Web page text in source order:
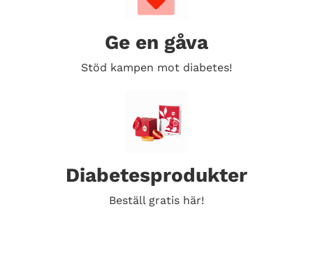
Ge en gåva
Stöd kampen mot diabetes!
Diabetesprodukter
Beställ gratis här!